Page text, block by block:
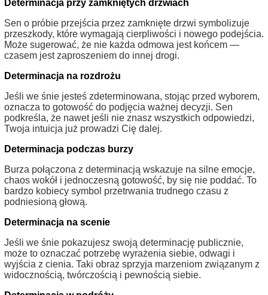
Determinacja przy zamkniętych drzwiach
Sen o próbie przejścia przez zamknięte drzwi symbolizuje
przeszkody, które wymagają cierpliwości i nowego podejścia.
Może sugerować, że nie każda odmowa jest końcem —
czasem jest zaproszeniem do innej drogi.
Determinacja na rozdrożu
Jeśli we śnie jesteś zdeterminowana, stojąc przed wyborem,
oznacza to gotowość do podjęcia ważnej decyzji. Sen
podkreśla, że nawet jeśli nie znasz wszystkich odpowiedzi,
Twoja intuicja już prowadzi Cię dalej.
Determinacja podczas burzy
Burza połączona z determinacją wskazuje na silne emocje,
chaos wokół i jednoczesną gotowość, by się nie poddać. To
bardzo kobiecy symbol przetrwania trudnego czasu z
podniesioną głową.
Determinacja na scenie
Jeśli we śnie pokazujesz swoją determinację publicznie,
może to oznaczać potrzebę wyrażenia siebie, odwagi i
wyjścia z cienia. Taki obraz sprzyja marzeniom związanym z
widocznością, twórczością i pewnością siebie.